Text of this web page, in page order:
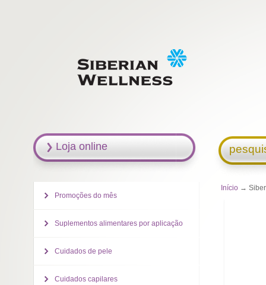
Início →
Loja online
Promoções do mês
Suplementos alimentares por aplicação
Cuidados de pele
Cuidados capilares